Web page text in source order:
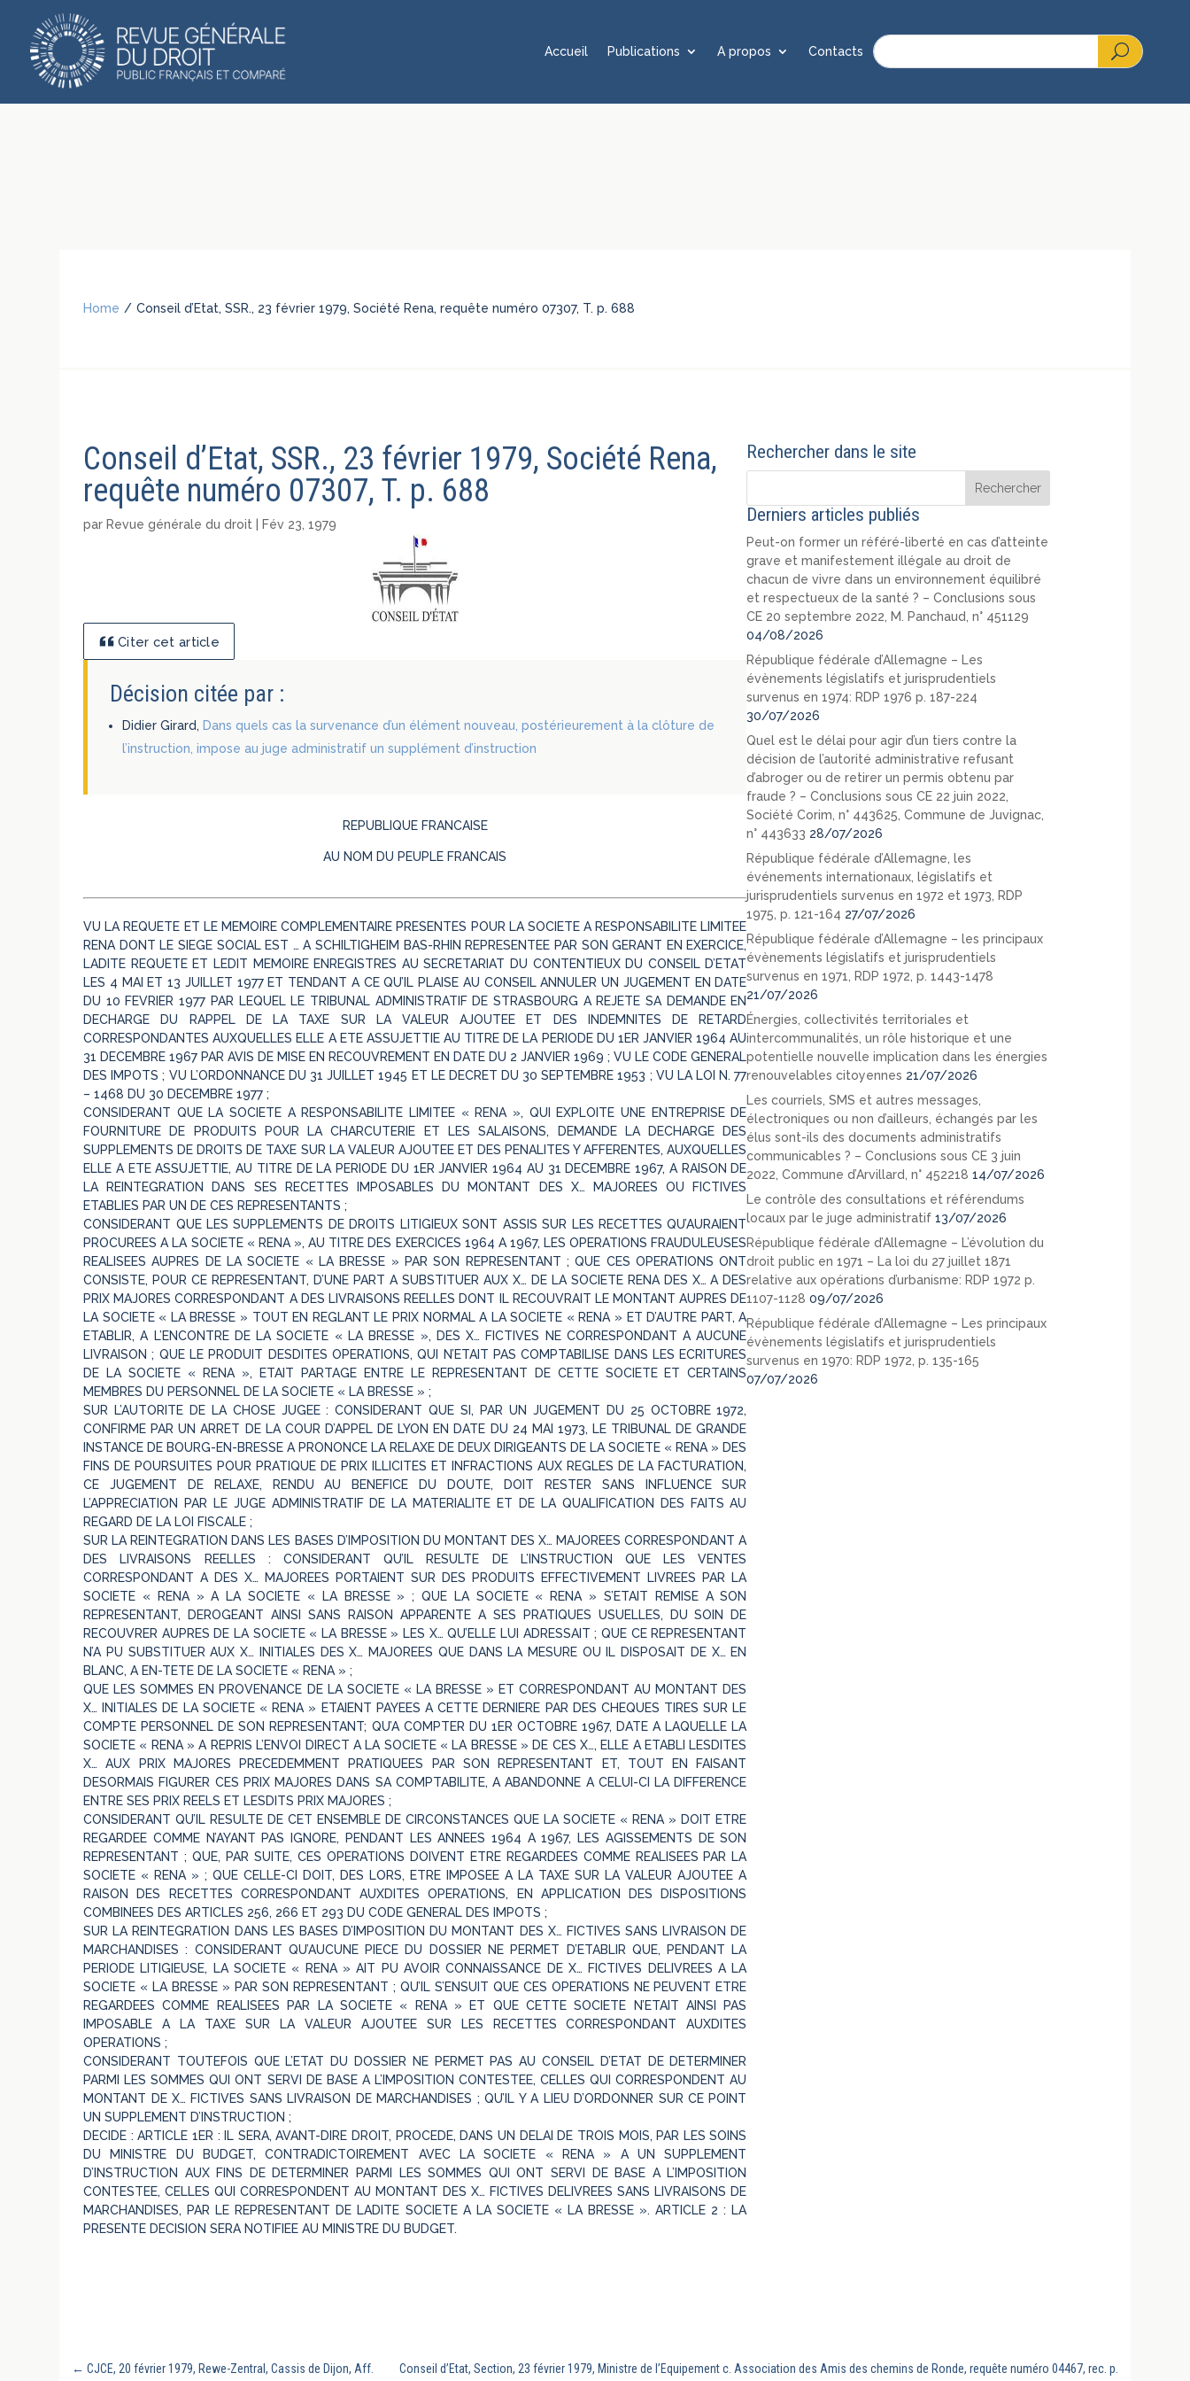
Accueil Publications A propos Contacts
Home / Conseil d’Etat, SSR., 23 février 1979, Société Rena, requête numéro 07307, T. p. 688
Conseil d’Etat, SSR., 23 février 1979, Société Rena,
requête numéro 07307, T. p. 688
par Revue générale du droit Fév 23, 1979
Citer cet article
Décision citée par :
Didier Girard, Dans quels cas la survenance d’un élément nouveau, postérieurement à la clôture de
l’instruction, impose au juge administratif un supplément d’instruction
REPUBLIQUE FRANCAISE
AU NOM DU PEUPLE FRANCAIS
VU LA REQUETE ET LE MEMOIRE COMPLEMENTAIRE PRESENTES POUR LA SOCIETE A RESPONSABILITE LIMITEE
RENA DONT LE SIEGE SOCIAL EST … A SCHILTIGHEIM BAS-RHIN REPRESENTEE PAR SON GERANT EN EXERCICE,
LADITE REQUETE ET LEDIT MEMOIRE ENREGISTRES AU SECRETARIAT DU CONTENTIEUX DU CONSEIL D’ETAT
LES 4 MAI ET 13 JUILLET 1977 ET TENDANT A CE QU’IL PLAISE AU CONSEIL ANNULER UN JUGEMENT EN DATE
DU 10 FEVRIER 1977 PAR LEQUEL LE TRIBUNAL ADMINISTRATIF DE STRASBOURG A REJETE SA DEMANDE EN
DECHARGE DU RAPPEL DE LA TAXE SUR LA VALEUR AJOUTEE ET DES INDEMNITES DE RETARD
CORRESPONDANTES AUXQUELLES ELLE A ETE ASSUJETTIE AU TITRE DE LA PERIODE DU 1ER JANVIER 1964 AU
31 DECEMBRE 1967 PAR AVIS DE MISE EN RECOUVREMENT EN DATE DU 2 JANVIER 1969 ; VU LE CODE GENERAL
DES IMPOTS ; VU L’ORDONNANCE DU 31 JUILLET 1945 ET LE DECRET DU 30 SEPTEMBRE 1953 ; VU LA LOI N. 77
– 1468 DU 30 DECEMBRE 1977 ;
CONSIDERANT QUE LA SOCIETE A RESPONSABILITE LIMITEE « RENA », QUI EXPLOITE UNE ENTREPRISE DE
FOURNITURE DE PRODUITS POUR LA CHARCUTERIE ET LES SALAISONS, DEMANDE LA DECHARGE DES
SUPPLEMENTS DE DROITS DE TAXE SUR LA VALEUR AJOUTEE ET DES PENALITES Y AFFERENTES, AUXQUELLES
ELLE A ETE ASSUJETTIE, AU TITRE DE LA PERIODE DU 1ER JANVIER 1964 AU 31 DECEMBRE 1967, A RAISON DE
LA REINTEGRATION DANS SES RECETTES IMPOSABLES DU MONTANT DES X… MAJOREES OU FICTIVES
ETABLIES PAR UN DE CES REPRESENTANTS ;
CONSIDERANT QUE LES SUPPLEMENTS DE DROITS LITIGIEUX SONT ASSIS SUR LES RECETTES QU’AURAIENT
PROCUREES A LA SOCIETE « RENA », AU TITRE DES EXERCICES 1964 A 1967, LES OPERATIONS FRAUDULEUSES
REALISEES AUPRES DE LA SOCIETE « LA BRESSE » PAR SON REPRESENTANT ; QUE CES OPERATIONS ONT
CONSISTE, POUR CE REPRESENTANT, D’UNE PART A SUBSTITUER AUX X… DE LA SOCIETE RENA DES X… A DES
PRIX MAJORES CORRESPONDANT A DES LIVRAISONS REELLES DONT IL RECOUVRAIT LE MONTANT AUPRES DE
LA SOCIETE « LA BRESSE » TOUT EN REGLANT LE PRIX NORMAL A LA SOCIETE « RENA » ET D’AUTRE PART, A
ETABLIR, A L’ENCONTRE DE LA SOCIETE « LA BRESSE », DES X… FICTIVES NE CORRESPONDANT A AUCUNE
LIVRAISON ; QUE LE PRODUIT DESDITES OPERATIONS, QUI N’ETAIT PAS COMPTABILISE DANS LES ECRITURES
DE LA SOCIETE « RENA », ETAIT PARTAGE ENTRE LE REPRESENTANT DE CETTE SOCIETE ET CERTAINS
MEMBRES DU PERSONNEL DE LA SOCIETE « LA BRESSE » ;
SUR L’AUTORITE DE LA CHOSE JUGEE : CONSIDERANT QUE SI, PAR UN JUGEMENT DU 25 OCTOBRE 1972,
CONFIRME PAR UN ARRET DE LA COUR D’APPEL DE LYON EN DATE DU 24 MAI 1973, LE TRIBUNAL DE GRANDE
INSTANCE DE BOURG-EN-BRESSE A PRONONCE LA RELAXE DE DEUX DIRIGEANTS DE LA SOCIETE « RENA » DES
FINS DE POURSUITES POUR PRATIQUE DE PRIX ILLICITES ET INFRACTIONS AUX REGLES DE LA FACTURATION,
CE JUGEMENT DE RELAXE, RENDU AU BENEFICE DU DOUTE, DOIT RESTER SANS INFLUENCE SUR
L’APPRECIATION PAR LE JUGE ADMINISTRATIF DE LA MATERIALITE ET DE LA QUALIFICATION DES FAITS AU
REGARD DE LA LOI FISCALE ;
SUR LA REINTEGRATION DANS LES BASES D’IMPOSITION DU MONTANT DES X… MAJOREES CORRESPONDANT A
DES LIVRAISONS REELLES : CONSIDERANT QU’IL RESULTE DE L’INSTRUCTION QUE LES VENTES
CORRESPONDANT A DES X… MAJOREES PORTAIENT SUR DES PRODUITS EFFECTIVEMENT LIVREES PAR LA
SOCIETE « RENA » A LA SOCIETE « LA BRESSE » ; QUE LA SOCIETE « RENA » S’ETAIT REMISE A SON
REPRESENTANT, DEROGEANT AINSI SANS RAISON APPARENTE A SES PRATIQUES USUELLES, DU SOIN DE
RECOUVRER AUPRES DE LA SOCIETE « LA BRESSE » LES X… QU’ELLE LUI ADRESSAIT ; QUE CE REPRESENTANT
N’A PU SUBSTITUER AUX X… INITIALES DES X… MAJOREES QUE DANS LA MESURE OU IL DISPOSAIT DE X… EN
BLANC, A EN-TETE DE LA SOCIETE « RENA » ;
QUE LES SOMMES EN PROVENANCE DE LA SOCIETE « LA BRESSE » ET CORRESPONDANT AU MONTANT DES
X… INITIALES DE LA SOCIETE « RENA » ETAIENT PAYEES A CETTE DERNIERE PAR DES CHEQUES TIRES SUR LE
COMPTE PERSONNEL DE SON REPRESENTANT; QU’A COMPTER DU 1ER OCTOBRE 1967, DATE A LAQUELLE LA
SOCIETE « RENA » A REPRIS L’ENVOI DIRECT A LA SOCIETE « LA BRESSE » DE CES X…, ELLE A ETABLI LESDITES
X… AUX PRIX MAJORES PRECEDEMMENT PRATIQUEES PAR SON REPRESENTANT ET, TOUT EN FAISANT
DESORMAIS FIGURER CES PRIX MAJORES DANS SA COMPTABILITE, A ABANDONNE A CELUI-CI LA DIFFERENCE
ENTRE SES PRIX REELS ET LESDITS PRIX MAJORES ;
CONSIDERANT QU’IL RESULTE DE CET ENSEMBLE DE CIRCONSTANCES QUE LA SOCIETE « RENA » DOIT ETRE
REGARDEE COMME N’AYANT PAS IGNORE, PENDANT LES ANNEES 1964 A 1967, LES AGISSEMENTS DE SON
REPRESENTANT ; QUE, PAR SUITE, CES OPERATIONS DOIVENT ETRE REGARDEES COMME REALISEES PAR LA
SOCIETE « RENA » ; QUE CELLE-CI DOIT, DES LORS, ETRE IMPOSEE A LA TAXE SUR LA VALEUR AJOUTEE A
RAISON DES RECETTES CORRESPONDANT AUXDITES OPERATIONS, EN APPLICATION DES DISPOSITIONS
COMBINEES DES ARTICLES 256, 266 ET 293 DU CODE GENERAL DES IMPOTS ;
SUR LA REINTEGRATION DANS LES BASES D’IMPOSITION DU MONTANT DES X… FICTIVES SANS LIVRAISON DE
MARCHANDISES : CONSIDERANT QU’AUCUNE PIECE DU DOSSIER NE PERMET D’ETABLIR QUE, PENDANT LA
PERIODE LITIGIEUSE, LA SOCIETE « RENA » AIT PU AVOIR CONNAISSANCE DE X… FICTIVES DELIVREES A LA
SOCIETE « LA BRESSE » PAR SON REPRESENTANT ; QU’IL S’ENSUIT QUE CES OPERATIONS NE PEUVENT ETRE
REGARDEES COMME REALISEES PAR LA SOCIETE « RENA » ET QUE CETTE SOCIETE N’ETAIT AINSI PAS
IMPOSABLE A LA TAXE SUR LA VALEUR AJOUTEE SUR LES RECETTES CORRESPONDANT AUXDITES
OPERATIONS ;
CONSIDERANT TOUTEFOIS QUE L’ETAT DU DOSSIER NE PERMET PAS AU CONSEIL D’ETAT DE DETERMINER
PARMI LES SOMMES QUI ONT SERVI DE BASE A L’IMPOSITION CONTESTEE, CELLES QUI CORRESPONDENT AU
MONTANT DE X… FICTIVES SANS LIVRAISON DE MARCHANDISES ; QU’IL Y A LIEU D’ORDONNER SUR CE POINT
UN SUPPLEMENT D’INSTRUCTION ;
DECIDE : ARTICLE 1ER : IL SERA, AVANT-DIRE DROIT, PROCEDE, DANS UN DELAI DE TROIS MOIS, PAR LES SOINS
DU MINISTRE DU BUDGET, CONTRADICTOIREMENT AVEC LA SOCIETE « RENA » A UN SUPPLEMENT
D’INSTRUCTION AUX FINS DE DETERMINER PARMI LES SOMMES QUI ONT SERVI DE BASE A L’IMPOSITION
CONTESTEE, CELLES QUI CORRESPONDENT AU MONTANT DES X… FICTIVES DELIVREES SANS LIVRAISONS DE
MARCHANDISES, PAR LE REPRESENTANT DE LADITE SOCIETE A LA SOCIETE « LA BRESSE ». ARTICLE 2 : LA
PRESENTE DECISION SERA NOTIFIEE AU MINISTRE DU BUDGET.
Rechercher dans le site
Derniers articles publiés
Peut-on former un référé-liberté en cas d’atteinte
grave et manifestement illégale au droit de
chacun de vivre dans un environnement équilibré
et respectueux de la santé ? – Conclusions sous
CE 20 septembre 2022, M. Panchaud, n° 451129
04/08/2026
République fédérale d’Allemagne – Les
évènements législatifs et jurisprudentiels
survenus en 1974: RDP 1976 p. 187-224
30/07/2026
Quel est le délai pour agir d’un tiers contre la
décision de l’autorité administrative refusant
d’abroger ou de retirer un permis obtenu par
fraude ? – Conclusions sous CE 22 juin 2022,
Société Corim, n° 443625, Commune de Juvignac,
n° 443633 28/07/2026
République fédérale d’Allemagne, les
événements internationaux, législatifs et
jurisprudentiels survenus en 1972 et 1973, RDP
1975, p. 121-164 27/07/2026
République fédérale d’Allemagne – les principaux
évènements législatifs et jurisprudentiels
survenus en 1971, RDP 1972, p. 1443-1478
21/07/2026
Énergies, collectivités territoriales et
intercommunalités, un rôle historique et une
potentielle nouvelle implication dans les énergies
renouvelables citoyennes 21/07/2026
Les courriels, SMS et autres messages,
électroniques ou non d’ailleurs, échangés par les
élus sont-ils des documents administratifs
communicables ? – Conclusions sous CE 3 juin
2022, Commune d’Arvillard, n° 452218 14/07/2026
Le contrôle des consultations et référendums
locaux par le juge administratif 13/07/2026
République fédérale d’Allemagne – L’évolution du
droit public en 1971 – La loi du 27 juillet 1871
relative aux opérations d’urbanisme: RDP 1972 p.
1107-1128 09/07/2026
République fédérale d’Allemagne – Les principaux
évènements législatifs et jurisprudentiels
survenus en 1970: RDP 1972, p. 135-165
07/07/2026
← CJCE, 20 février 1979, Rewe-Zentral, Cassis de Dijon, Aff.
Conseil d’Etat, Section, 23 février 1979, Ministre de l’Equipement c. Association des Amis des chemins de Ronde, requête numéro 04467, rec. p.